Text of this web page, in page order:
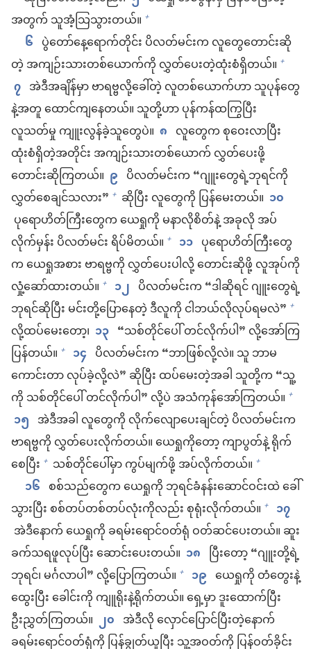
အတွက် သူအံ့သြသွားတယ်။ +
၆ ပွဲတော်နေ့ရောက်တိုင်း ပိလတ်မင်းက လူတွေတောင်းဆို
တဲ့ အကျဉ်းသားတစ်ယောက်ကို လွှတ်ပေးတဲ့ထုံးစံရှိတယ်။ +
၇ အဲဒီအချိန်မှာ ဗာရဗ္ဗလို့ခေါ်တဲ့ လူတစ်ယောက်ဟာ သူပုန်တွေ
နဲ့အတူ ထောင်ကျနေတယ်။ သူတို့ဟာ ပုန်ကန်ထကြွပြီး
လူသတ်မှု ကျူးလွန်ခဲ့သူတွေပဲ။ ၈ လူတွေက စုဝေးလာပြီး
ထုံးစံရှိတဲ့အတိုင်း အကျဉ်းသားတစ်ယောက် လွှတ်ပေးဖို့
တောင်းဆိုကြတယ်။ ၉ ပိလတ်မင်းက “ဂျူးတွေရဲ့ဘုရင်ကို
လွှတ်စေချင်သလား” + ဆိုပြီး လူတွေကို ပြန်မေးတယ်။ ၁၀
ပုရောဟိတ်ကြီးတွေက ယေရှုကို မနာလိုစိတ်နဲ့ အခုလို အပ်
လိုက်မှန်း ပိလတ်မင်း ရိပ်မိတယ်။ + ၁၁ ပုရောဟိတ်ကြီးတွေ
က ယေရှုအစား ဗာရဗ္ဗကို လွှတ်ပေးပါလို့ တောင်းဆိုဖို့ လူအုပ်ကို
လှုံ့ဆော်ထားတယ်။ + ၁၂ ပိလတ်မင်းက “ဒါဆိုရင် ဂျူးတွေရဲ့
ဘုရင်ဆိုပြီး မင်းတို့ပြောနေတဲ့ ဒီလူကို ငါဘယ်လိုလုပ်ရမလဲ” +
လို့ထပ်မေးတော့၊ ၁၃ “သစ်တိုင်ပေါ် တင်လိုက်ပါ” လို့အော်ကြ
ပြန်တယ်။ + ၁၄ ပိလတ်မင်းက “ဘာဖြစ်လို့လဲ။ သူ ဘာမ
ကောင်းတာ လုပ်ခဲ့လို့လဲ” ဆိုပြီး ထပ်မေးတဲ့အခါ သူတို့က “သူ့
ကို သစ်တိုင်ပေါ် တင်လိုက်ပါ” လို့ပဲ အသံကုန်အော်ကြတယ်။ +
၁၅ အဲဒီအခါ လူတွေကို လိုက်လျောပေးချင်တဲ့ ပိလတ်မင်းက
ဗာရဗ္ဗကို လွှတ်ပေးလိုက်တယ်။ ယေရှုကိုတော့ ကျာပွတ်နဲ့ ရိုက်
စေပြီး + သစ်တိုင်ပေါ်မှာ ကွပ်မျက်ဖို့ အပ်လိုက်တယ်။ +
၁၆ စစ်သည်တွေက ယေရှုကို ဘုရင်ခံနန်းဆောင်ဝင်းထဲ ခေါ်
သွားပြီး စစ်တပ်တစ်တပ်လုံးကိုလည်း စုရုံးလိုက်တယ်။ + ၁၇
အဲဒီနောက် ယေရှုကို ခရမ်းရောင်ဝတ်ရုံ ဝတ်ဆင်ပေးတယ်။ ဆူး
ခက်သရဖူလုပ်ပြီး ဆောင်းပေးတယ်။ ၁၈ ပြီးတော့ “ဂျူးတို့ရဲ့
ဘုရင်၊ မင်္ဂလာပါ” လို့ပြောကြတယ်။ + ၁၉ ယေရှုကို တံတွေးနဲ့
ထွေးပြီး ခေါင်းကို ကျူရိုးနဲ့ရိုက်တယ်။ ရှေ့မှာ ဒူးထောက်ပြီး
ဦးညွှတ်ကြတယ်။ ၂၀ အဲဒီလို လှောင်ပြောင်ပြီးတဲ့နောက်
ခရမ်းရောင်ဝတ်ရုံကို ပြန်ချွတ်ယူပြီး သူ့အဝတ်ကို ပြန်ဝတ်ခိုင်း